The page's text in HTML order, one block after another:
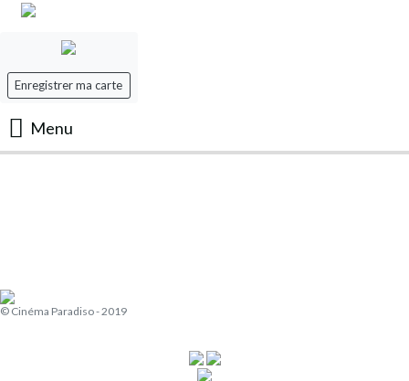
Enregistrer ma carte
Menu
© Cinéma Paradiso - 2019